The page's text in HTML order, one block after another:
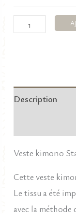
quantité
Star
matelassée
réversible
en
coton.
Description
Veste kimono
Cette veste
Le tissu a été
avec la